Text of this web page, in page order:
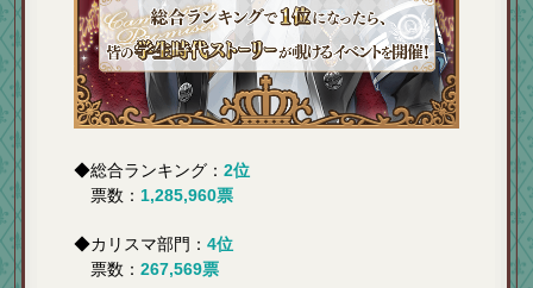
◆総合ランキング：2位
票数： 1,285,960票
◆カリスマ部門：4位
票数：267,569票